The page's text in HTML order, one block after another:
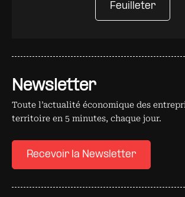
Newsletter
Toute l’actualité économique des
territoire en 5 minutes, chaque jour.
Recevoir la Newsletter
Feuilleter